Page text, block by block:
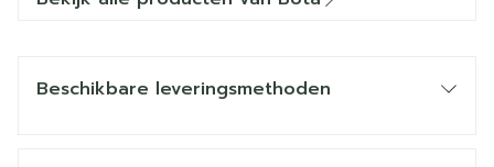
Beschikbare leveringsmethoden